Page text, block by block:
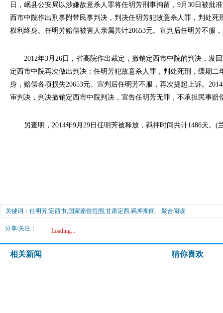
日，岷县公安局以涉嫌故意杀人罪将任明芳刑事拘留，9月30日被批
西市中院作出刑事附带民事判决，判决任明芳犯故意杀人罪，判处死
权利终身。任明芳赔偿被害人亲属共计20653元。宣判后任明芳不服
2012年3月26日，省高院作出裁定，撤销定西市中院的判决，发回
定西市中院再次做出判决：任明芳犯故意杀人罪，判处死刑，缓期二
身，赔偿各项损失20653元。宣判后任明芳不服，再次提起上诉。
审判决，判决撤销定西市中院判决，宣告任明芳无罪，不承担民事赔
另查明，2014年9月29日任明芳被释放，羁押时间共计1486天。(
关键词：任明芳,定西市,国家赔偿范围,甘肃定西,羁押期间 聚合阅读
分享/关注： Loading...
相关新闻 猜你喜欢